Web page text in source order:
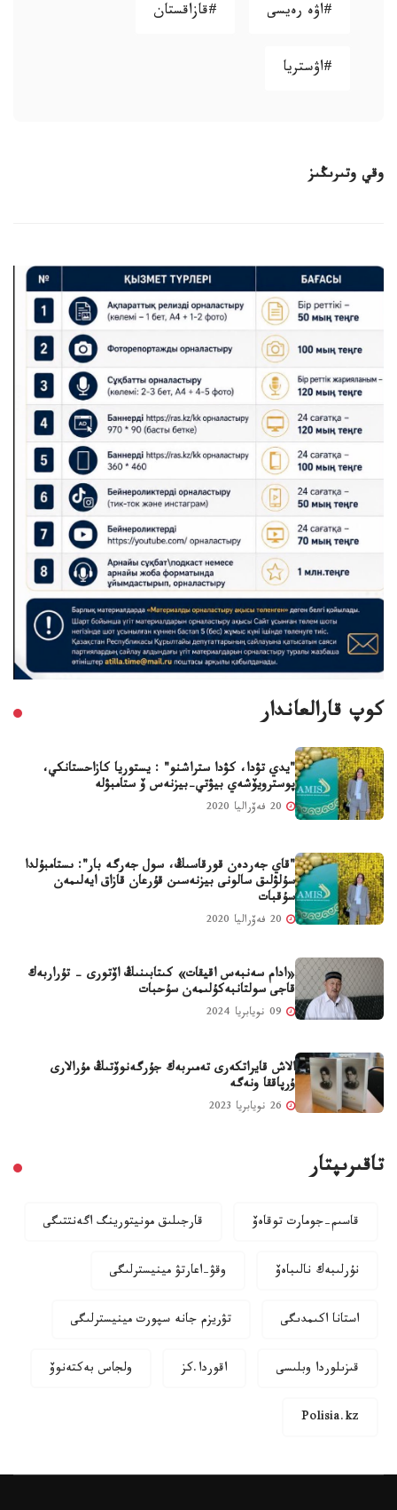
#اۋە رەيسى
#قازاقستان
#اۋستريا
وقي وتىرىڭىز
كوپ قارالعاندار
"يدي تۋدا، كۋدا ستراشنو" : يستوريا كازاحستانكي،
پوسترويۆشەي بيۋتي-بيزنەس ۆ ستامبۋلە
"قاي جەردەن قورقاسىڭ، سول جەرگە بار": ىستامبۇلدا
سۇلۋلىق سالونى بيزنەسىن قۇرعان قازاق ايەلىمەن
سۇقبات
«ادام سەنبەس اقيقات» كىتابىنىڭ اۆتورى - تۇراربەك
قاجى سولتانبەكۇلىمەن سۇحبات
الاش قايراتكەرى تەمىربەك جۇرگەنوۆتىڭ مۇرالارى
ۇرپاققا ونەگە
تاقىرىپتار
قاسىم-جومارت توقاەۆ قارجىلىق مونيتورينگ اگەنتتىگى
نۇرلىبەك نالىباەۆ وقۋ-اعارتۋ مينيسترلىگى
استانا اكىمدىگى تۋريزم جانە سپورت مينيسترلىگى
قىزىلوردا وبلىسى اقوردا.كز ولجاس بەكتەنوۆ
Polisia.kz